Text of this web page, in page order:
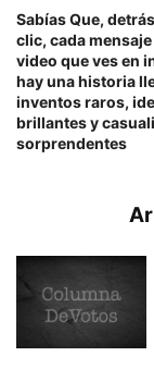
Sabías Que,
clic, cada
video que ves en
hay una historia
inventos raros,
brillantes y
sorprendentes